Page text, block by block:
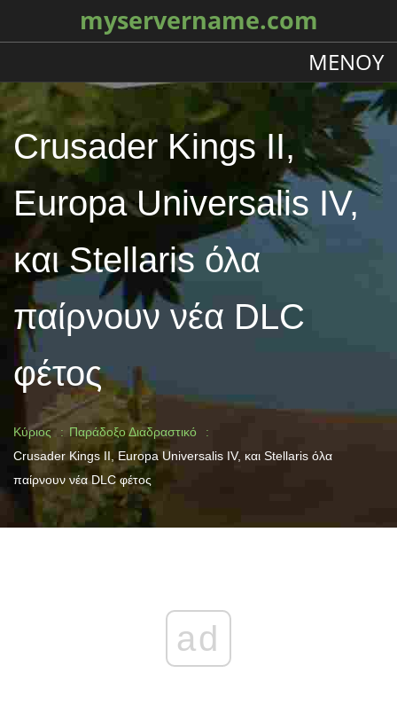
myservername.com
ΜΕΝΟΎ
Crusader Kings II,
Europa Universalis IV,
και Stellaris όλα
παίρνουν νέα DLC
φέτος
Κύριος
Παράδοξο Διαδραστικό
Crusader Kings II, Europa Universalis IV, και Stellaris όλα
παίρνουν νέα DLC φέτος
ad